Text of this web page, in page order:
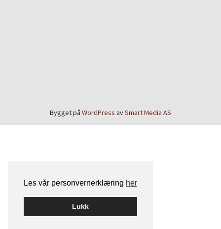
Les vår personvernerklæring her
Lukk
Bygget på WordPress avSmart Media AS